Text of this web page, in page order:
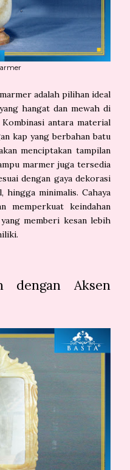
adalah pilihan ideal
hangat dan mewah di
antara material
kap yang berbahan batu
menciptakan tampilan
marmer juga tersedia
dengan gaya dekorasi
hingga minimalis. Cahaya
memperkuat keindahan
memberi kesan lebih
dengan Aksen